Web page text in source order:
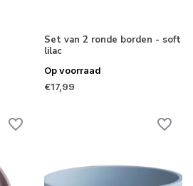
Set van 2 ronde borden - soft
lilac
Op voorraad
€17,99